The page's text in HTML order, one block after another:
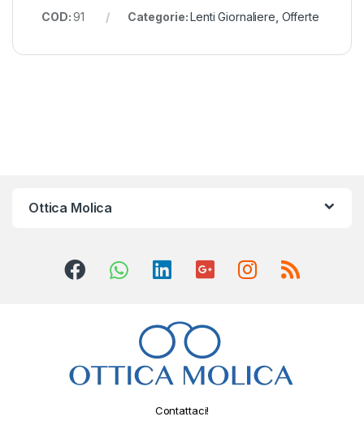
COD:91 Categorie:Lenti Giornaliere Offerte
Ottica Molica
Contattaci!